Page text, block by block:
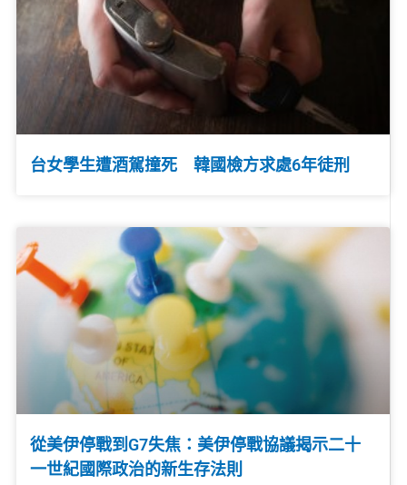
台女學生遭酒駕撞死 韓國檢方求處6年徒刑
從美伊停戰到G7失焦：美伊停戰協議揭示二十
一世紀國際政治的新生存法則